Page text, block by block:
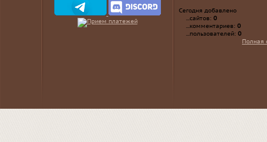
Сегодня добавлено
...сайтов: 0
...комментариев: 0
...пользователей: 0
Полная